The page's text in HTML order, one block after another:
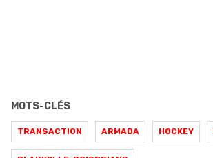
MOTS-CLÉS
TRANSACTION ARMADA HOCKEY